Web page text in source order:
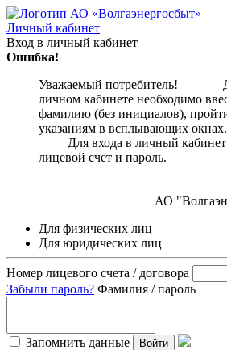
Личный кабинет
Вход в личный кабинет
Ошибка!
Уважаемый потребитель!
личном кабинете необходимо
фамилию (без инициалов),
указаниям в
Для входа в личный кабинет
лицевой счет
АО
Для физических лиц
Для юридических лиц
Номер лицевого счета / договора
Забыли пароль? Фамилия / пароль
Запомнить данные Войти